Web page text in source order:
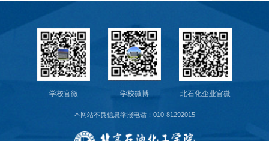
学校官微 学校微博 北石化企业官微
本网站不良信息举报电话：010-81292015